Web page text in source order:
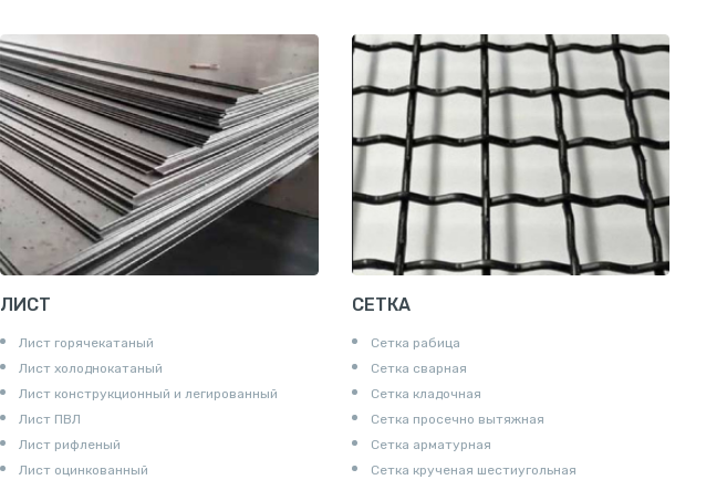
ЛИСТ
Лист горячекатаный
Лист холоднокатаный
Лист конструкционный и легированный
Лист ПВЛ
Лист рифленый
Лист оцинкованный
СЕТКА
Сетка рабица
Сетка сварная
Сетка кладочная
Сетка просечно вытяжная
Сетка арматурная
Сетка крученая шестиугольная